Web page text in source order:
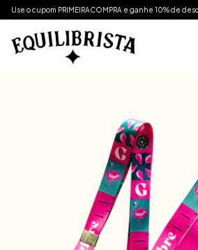
Use o cupom PRIMEIRACOMPRA e ganhe 10% de